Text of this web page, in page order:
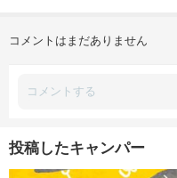
コメントはまだありません
投稿したキャンパー